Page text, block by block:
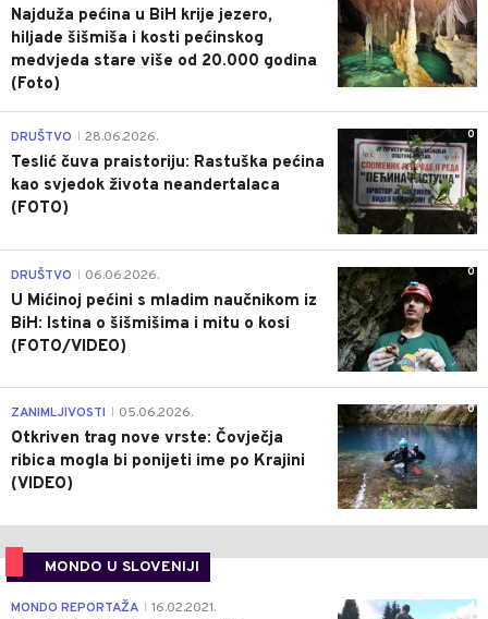
Najduža pećina u BiH krije jezero,
hiljade šišmiša i kosti pećinskog
medvjeda stare više od 20.000 godina
(Foto)
0
DRUŠTVO 28.06.2026.
Teslić čuva praistoriju: Rastuška pećina
kao svjedok života neandertalaca
(FOTO)
0
DRUŠTVO 06.06.2026.
U Mićinoj pećini s mladim naučnikom iz
BiH: Istina o šišmišima i mitu o kosi
(FOTO/VIDEO)
0
ZANIMLJIVOSTI 05.06.2026.
Otkriven trag nove vrste: Čovječja
ribica mogla bi ponijeti ime po Krajini
(VIDEO)
MONDO U SLOVENIJI
4
MONDO REPORTAŽA 16.02.2021.